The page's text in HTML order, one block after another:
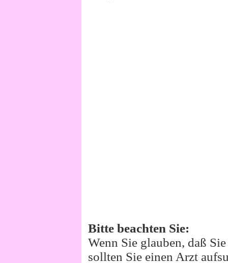
Bitte beachten Sie:
Wenn Sie glauben, daß
sollten Sie einen Arzt